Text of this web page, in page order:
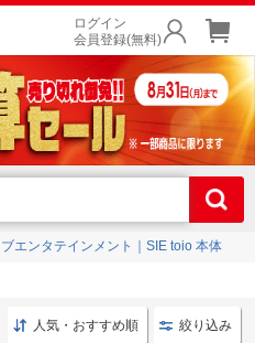
ログイン
会員登録(無料)
エンタテインメント｜SIE toio 本体
ミング アクション キューブ
人気・おすすめ順 絞り込み